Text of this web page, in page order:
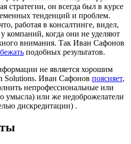
стратегии, он всегда был в курсе
тенденций и проблем.
работая в консалтинге, видел,
компаний, когда они не уделяют
внимания. Так Иван Сафонов
подобных результатов.
не является хорошим
Solutions. Иван Сафонов поясняет,
непрофессиональные или
умысла) или же недоброжелатели
дискредитации) .